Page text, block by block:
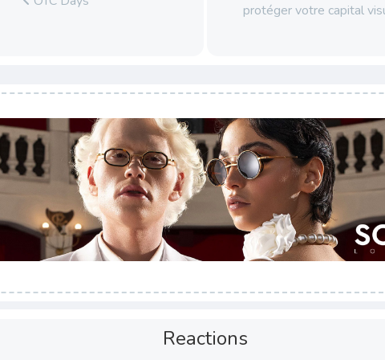
protéger votre capital
Reactions